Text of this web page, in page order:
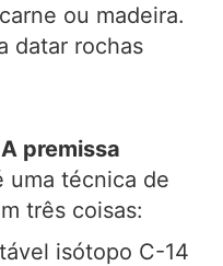
ou madeira.
datar rochas
premissa
uma técnica de
três coisas:
isótopo C-14